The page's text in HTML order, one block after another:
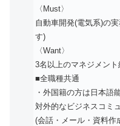
〈Must〉
自動車開発(電気系)の
す)
〈Want〉
3名以上のマネジメント
■全職種共通
・外国籍の方は日本語
対外的なビジネスコミ
(会話・メール・資料作